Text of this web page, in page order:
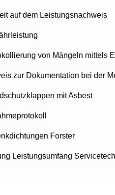
auf dem Leistungsnachweis
von Mängeln mittels
zur Dokumentation bei der
mit Asbest
Forster
Leistungsumfang